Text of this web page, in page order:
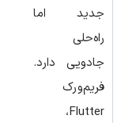
جدید اما
راه‌حلی
جادویی دارد.
فریم‌ورک
Flutter،